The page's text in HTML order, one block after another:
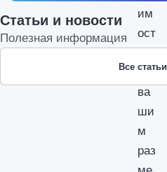
Статьи и новости
Полезная информация
Все статьи